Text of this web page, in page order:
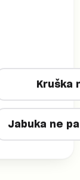
Kruška
Jabuka ne